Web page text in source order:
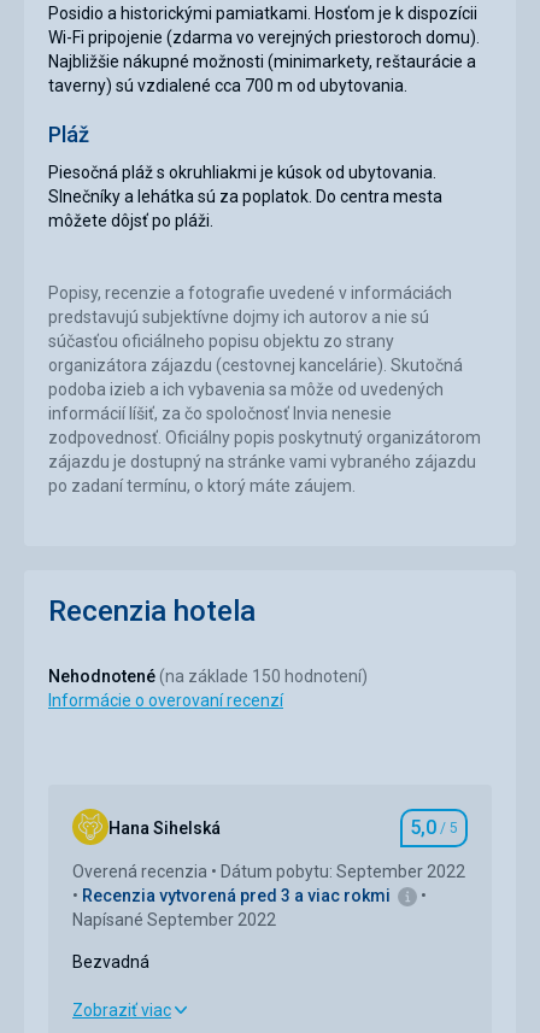
Posidio a historickými pamiatkami. Hosťom je k dispozícii
Wi-Fi pripojenie (zdarma vo verejných priestoroch domu).
Najbližšie nákupné možnosti (minimarkety, reštaurácie a
taverny) sú vzdialené cca 700 m od ubytovania.
Pláž
Piesočná pláž s okruhliakmi je kúsok od ubytovania.
Slnečníky a lehátka sú za poplatok. Do centra mesta
môžete dôjsť po pláži.
Popisy, recenzie a fotografie uvedené v informáciách
predstavujú subjektívne dojmy ich autorov a nie sú
súčasťou oficiálneho popisu objektu zo strany
organizátora zájazdu (cestovnej kancelárie). Skutočná
podoba izieb a ich vybavenia sa môže od uvedených
informácií líšiť, za čo spoločnosť Invia nenesie
zodpovednosť. Oficiálny popis poskytnutý organizátorom
zájazdu je dostupný na stránke vami vybraného zájazdu
po zadaní termínu, o ktorý máte záujem.
Recenzia hotela
Nehodnotené (na základe 150 hodnotení)
Informácie o overovaní recenzí
Hana Sihelská Hodnotenie
5,0 / 5
Overená recenzia
Dátum pobytu: September 2022
Recenzia vytvorená pred 3 a viac rokmi
Napísané September 2022
Bezvadná
Bezvadná
Zobraziť viac